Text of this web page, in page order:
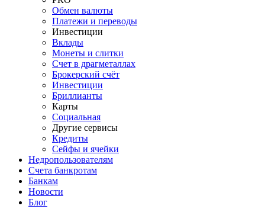
Обмен валюты
Платежи и переводы
Инвестиции
Вклады
Монеты и слитки
Счет в драгметаллах
Брокерский счёт
Инвестиции
Бриллианты
Карты
Социальная
Другие сервисы
Кредиты
Сейфы и ячейки
Недропользователям
Счета банкротам
Банкам
Новости
Блог